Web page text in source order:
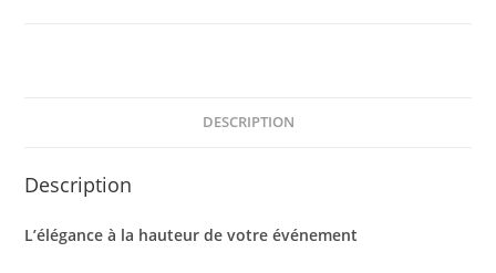
DESCRIPTION
Description
L’élégance à la hauteur de votre événement